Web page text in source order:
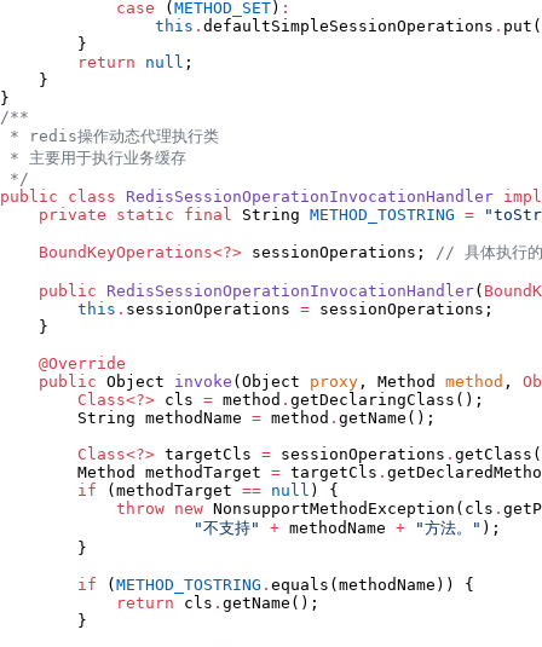
case ( METHOD_SET) :
this . defaultSimpleSessionOperations .
        }
return
null ;
    }
}
/**
* redis操作动态代理执行类
* 主要用于执行业务缓存
*/
public
class RedisSessionOperationInvocationHandler
private
static final String METHOD_TOSTRING = "
BoundKeyOperations<?> sessionOperations; // 具体执行
public RedisSessionOperationInvocationHandler(
this . sessionOperations = sessionOperations;
    }
@Override
public Object invoke ( Object proxy , Method method ,
Class<?> cls = method . getDeclaringClass();
String methodName = method . getName();
Class<?> targetCls = sessionOperations .
Method
methodTarget = targetCls .
if (methodTarget == null ) {
throw new NonsupportMethodException (cls .
"不支持" + methodName + "方法。 " );
        }
if ( METHOD_TOSTRING . equals(methodName)) {
return cls . getName();
        }